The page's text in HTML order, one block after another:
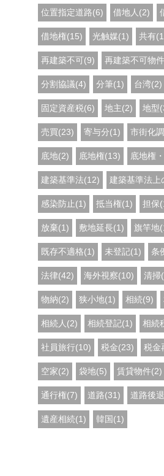
位置指定道路(6) 借地人(2)
借地権(15) 光触媒(1) 共有
再建築不可(9) 再建築不可物
分割協議(4) 分筆(1) 台湾(2)
固定資産税(6) 地主(2) 地型
売買(23) 寄与分(1) 市街化
底地(2) 底地権(13) 底地権
建築基準法(12) 建築基準法上
感染防止(1) 抵当権(1) 担保
放棄(1) 敷地延長(1) 旗竿地
既存不適格(1) 未登記(1) 条
法律(42) 海外視察(10) 清掃
物納(2) 狭小地(1) 相続(9)
相続人(2) 相続登記(1) 相続
社員旅行(10) 税金(23) 税金
空家(2) 袋地(5) 賃貸物件(2)
通行権(7) 道路(31) 道路後
遺産相続(1) 韓国(1)